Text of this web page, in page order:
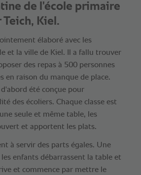
de l'école primaire
Kiel.
élaboré avec les
et la ville de Kiel. Il a fallu trouver
des repas à 500 personnes
en raison du manque de place.
été conçue pour
des écoliers. Chaque classe est
seule et même table, les
et apportent les plats.
à servir des parts égales. Une
enfants débarrassent la table et
et commence par mettre le